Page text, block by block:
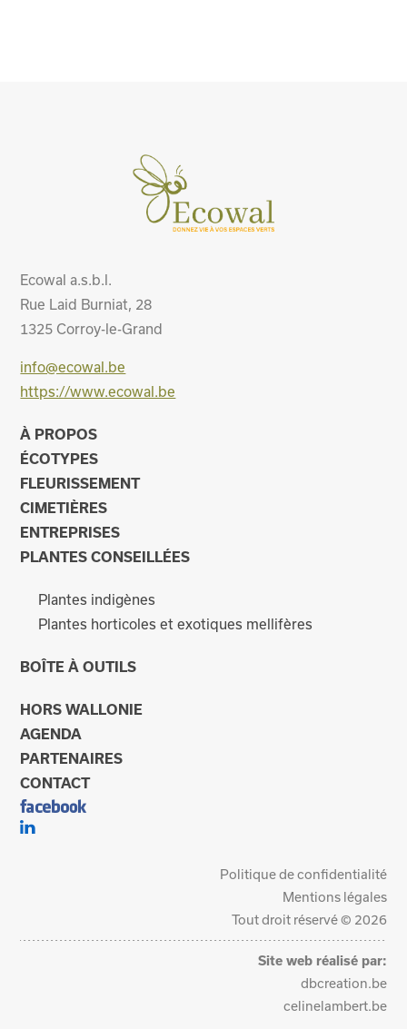
Ecowal a.s.b.l.
Rue Laid Burniat, 28
1325 Corroy-le-Grand
info@ecowal.be
https://www.ecowal.be
À PROPOS
ÉCOTYPES
FLEURISSEMENT
CIMETIÈRES
ENTREPRISES
PLANTES CONSEILLÉES
Plantes indigènes
Plantes horticoles et exotiques mellifères
BOÎTE À OUTILS
HORS WALLONIE
AGENDA
PARTENAIRES
CONTACT
Politique de confidentialité
Mentions légales
Tout droit réservé © 2026
Site web réalisé par:
dbcreation.be
celinelambert.be